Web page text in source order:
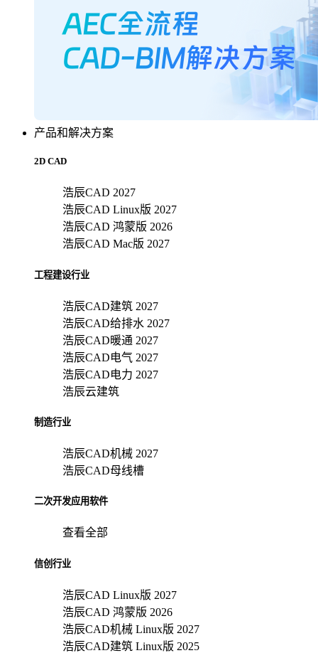
产品和解决方案
2D CAD
浩辰CAD 2027
浩辰CAD Linux版 2027
浩辰CAD 鸿蒙版 2026
浩辰CAD Mac版 2027
工程建设行业
浩辰CAD建筑 2027
浩辰CAD给排水 2027
浩辰CAD暖通 2027
浩辰CAD电气 2027
浩辰CAD电力 2027
浩辰云建筑
制造行业
浩辰CAD机械 2027
浩辰CAD母线槽
二次开发应用软件
查看全部
信创行业
浩辰CAD Linux版 2027
浩辰CAD 鸿蒙版 2026
浩辰CAD机械 Linux版 2027
浩辰CAD建筑 Linux版 2025